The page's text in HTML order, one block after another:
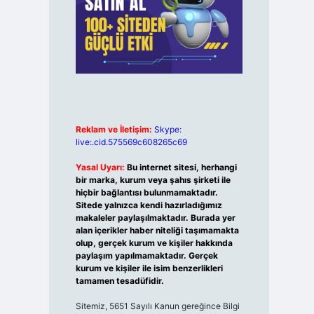
Reklam ve İletişim: Skype:
live:.cid.575569c608265c69
Yasal Uyarı: Bu internet sitesi, herhangi
bir marka, kurum veya şahıs şirketi ile
hiçbir bağlantısı bulunmamaktadır.
Sitede yalnızca kendi hazırladığımız
makaleler paylaşılmaktadır. Burada yer
alan içerikler haber niteliği taşımamakta
olup, gerçek kurum ve kişiler hakkında
paylaşım yapılmamaktadır. Gerçek
kurum ve kişiler ile isim benzerlikleri
tamamen tesadüfidir.
Sitemiz, 5651 Sayılı Kanun gereğince Bilgi